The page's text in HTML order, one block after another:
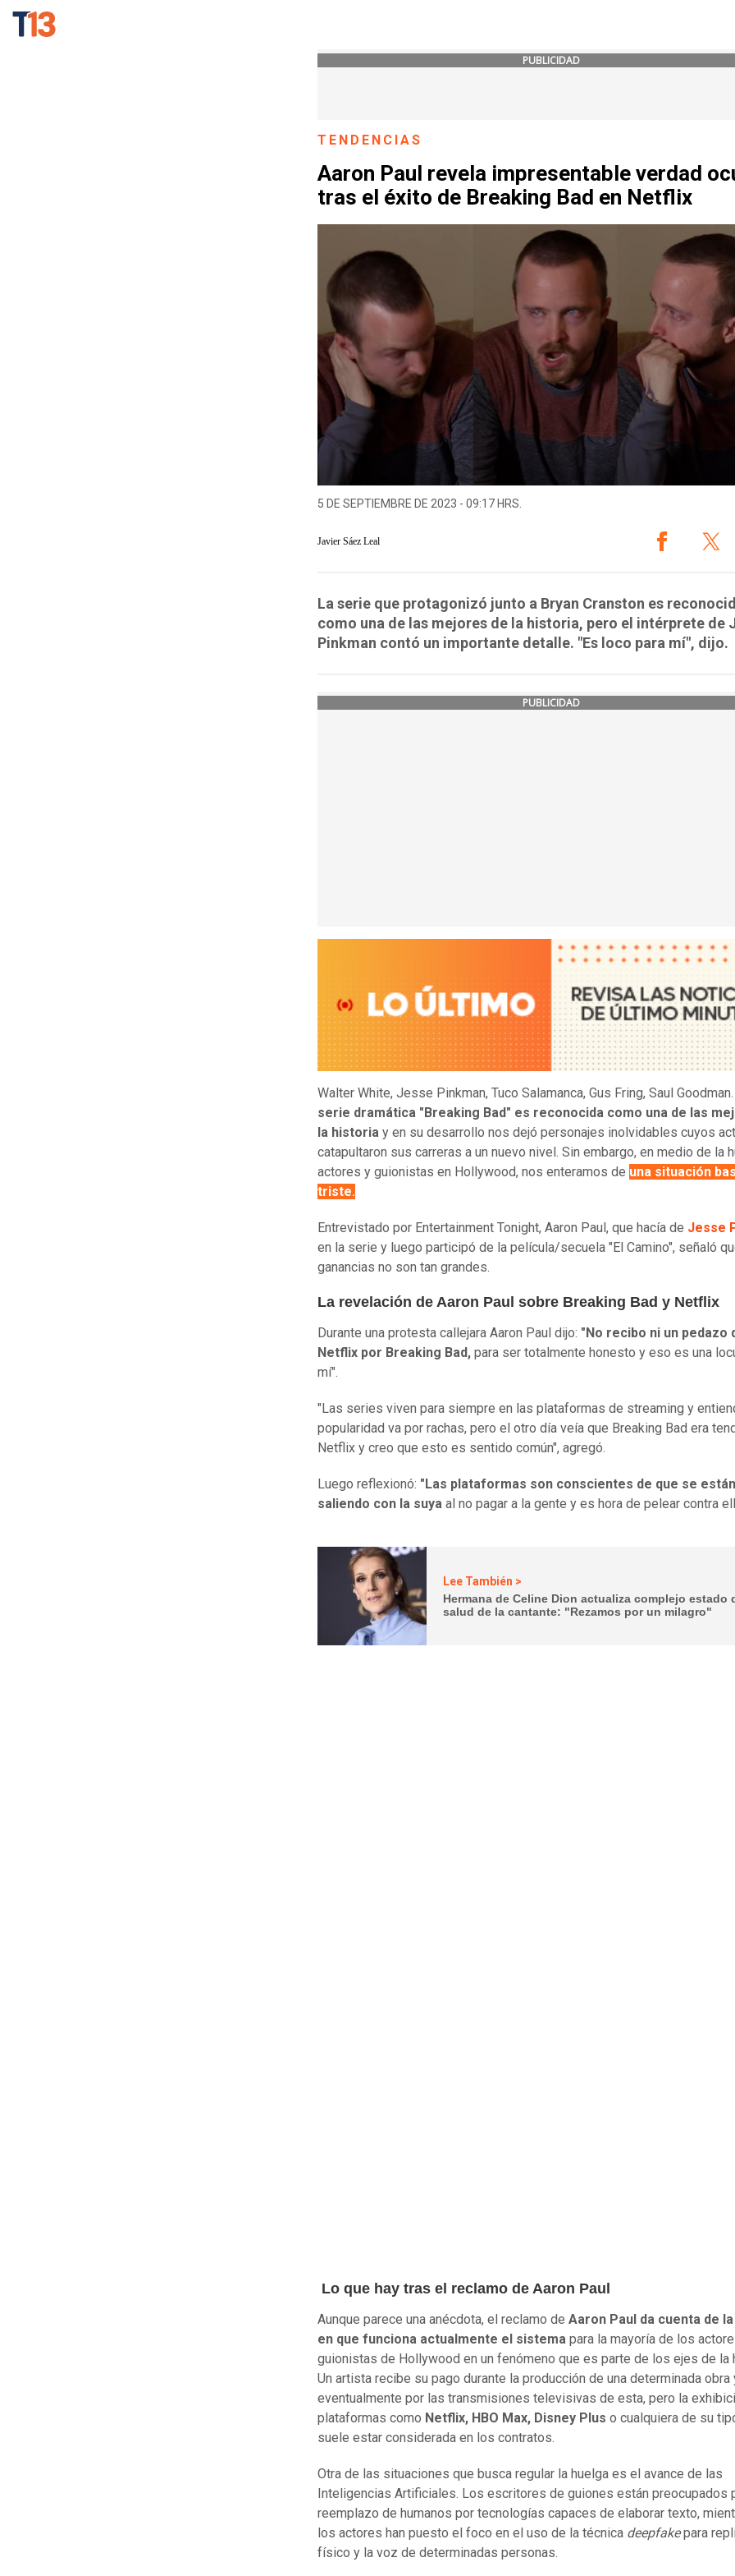
PUBLICIDAD
TENDENCIAS
Aaron Paul revela impresentable verdad
tras el éxito de Breaking Bad en Netflix
5 DE SEPTIEMBRE DE 2023 - 09:17 HRS.
Javier Sáez Leal
La serie que protagonizó junto a Bryan Cranston es
como una de las mejores de la historia, pero el intérprete de
Pinkman contó un importante detalle. "Es loco para mí", dijo.
PUBLICIDAD
Walter White, Jesse Pinkman, Tuco Salamanca, Gus Fring, Saul Goodman.
serie dramática "Breaking Bad" es reconocida como una de las
la historia y en su desarrollo nos dejó personajes inolvidables cuyos
catapultaron sus carreras a un nuevo nivel. Sin embargo, en medio de la
actores y guionistas en Hollywood, nos enteramos de una situación
triste.
Entrevistado por Entertainment Tonight, Aaron Paul, que hacía de Jesse
en la serie y luego participó de la película/secuela "El Camino", señaló
ganancias no son tan grandes.
La revelación de Aaron Paul sobre Breaking Bad y Netflix
Durante una protesta callejara Aaron Paul dijo: "No recibo ni un pedazo
Netflix por Breaking Bad, para ser totalmente honesto y eso es una
mí".
"Las series viven para siempre en las plataformas de streaming y
popularidad va por rachas, pero el otro día veía que Breaking Bad era
Netflix y creo que esto es sentido común", agregó.
Luego reflexionó: "Las plataformas son conscientes de que se están
saliendo con la suya al no pagar a la gente y es hora de pelear contra
Lee También >
Hermana de Celine Dion actualiza complejo estado
salud de la cantante: "Rezamos por un milagro"
Lo que hay tras el reclamo de Aaron Paul
Aunque parece una anécdota, el reclamo de Aaron Paul da cuenta de
en que funciona actualmente el sistema para la mayoría de los
guionistas de Hollywood en un fenómeno que es parte de los ejes de la
Un artista recibe su pago durante la producción de una determinada obra
eventualmente por las transmisiones televisivas de esta, pero la
plataformas como Netflix, HBO Max, Disney Plus o cualquiera de su
suele estar considerada en los contratos.
Otra de las situaciones que busca regular la huelga es el avance de las
Inteligencias Artificiales. Los escritores de guiones están preocupados
reemplazo de humanos por tecnologías capaces de elaborar texto,
los actores han puesto el foco en el uso de la técnica deepfakepara
físico y la voz de determinadas personas.